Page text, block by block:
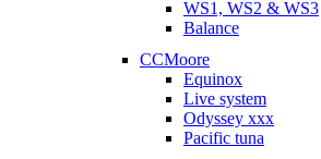
WS1, WS2 & WS3
Balance
CCMoore
Equinox
Live system
Odyssey xxx
Pacific tuna